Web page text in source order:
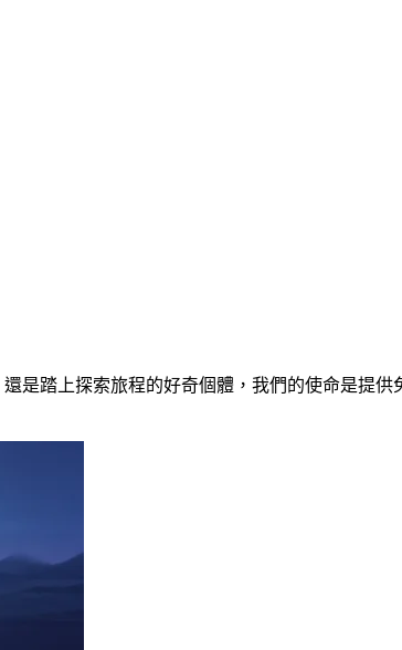
是踏上探索旅程的好奇個體，我們的使命是提